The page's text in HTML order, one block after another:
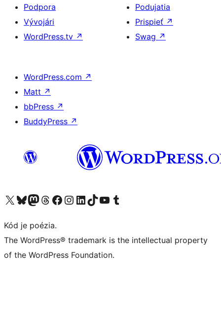
Podpora
Vývojári
WordPress.tv ↗
Podujatia
Prispieť ↗
Swag ↗
WordPress.com ↗
Matt ↗
bbPress ↗
BuddyPress ↗
Navštívte náš účet na X (predtým Twitter)
Navštívte náš účet na platforme Bluesky
Navštívte náš účet na Mastodone
Navštívte náš účet na platforme Threads
Navštívte našu stránku na Facebooku
Navštívte náš účet Instagram
Navštívte náš účet LinkedIn
Navštívte náš účet na platforme TikTok
Navštívte náš kanál YouTube
Navštívte náš účet na platforme Tumblr
Kód je poézia.
The WordPress® trademark is the intellectual property
of the WordPress Foundation.